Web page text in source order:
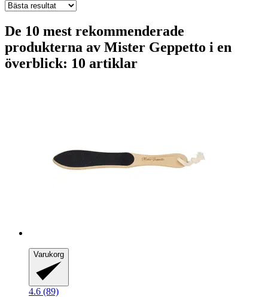
De 10 mest rekommenderade
produkterna av Mister Geppetto i en
överblick: 10 artiklar
Varukorg
4.6 (89)